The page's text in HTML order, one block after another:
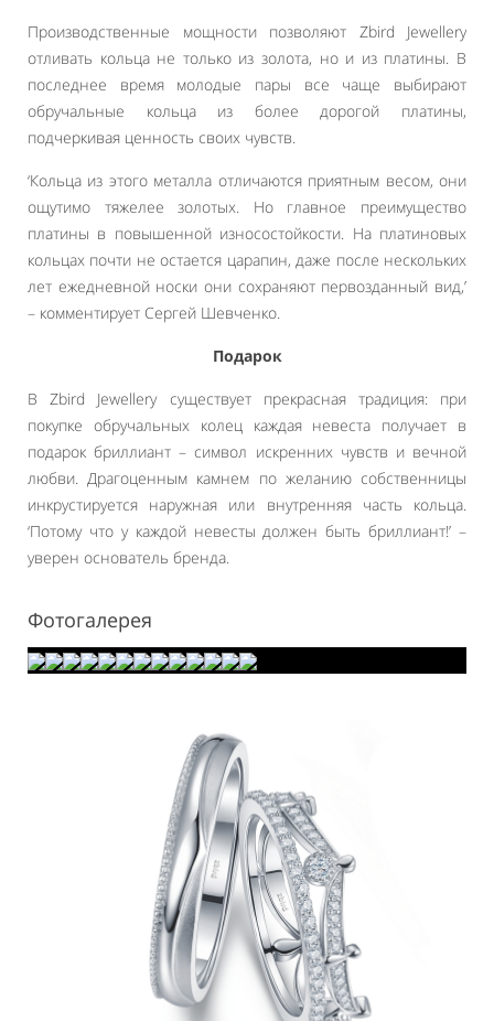
Производственные мощности позволяют Zbird Jewellery
отливать кольца не только из золота, но и из платины. В
последнее время молодые пары все чаще выбирают
обручальные кольца из более дорогой платины,
подчеркивая ценность своих чувств.
‘Кольца из этого металла отличаются приятным весом, они
ощутимо тяжелее золотых. Но главное преимущество
платины в повышенной износостойкости. На платиновых
кольцах почти не остается царапин, даже после нескольких
лет ежедневной носки они сохраняют первозданный вид,’
– комментирует Сергей Шевченко.
Подарок
В Zbird Jewellery существует прекрасная традиция: при
покупке обручальных колец каждая невеста получает в
подарок бриллиант – символ искренних чувств и вечной
любви. Драгоценным камнем по желанию собственницы
инкрустируется наружная или внутренняя часть кольца.
‘Потому что у каждой невесты должен быть бриллиант!’ –
уверен основатель бренда.
Фотогалерея